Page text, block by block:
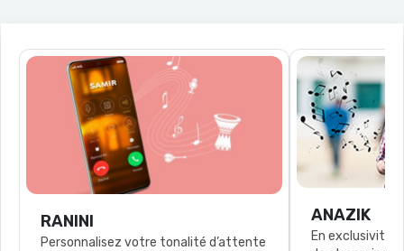
RANINI
Personnalisez votre tonalité d’attente
ANAZIK
En exclusivité